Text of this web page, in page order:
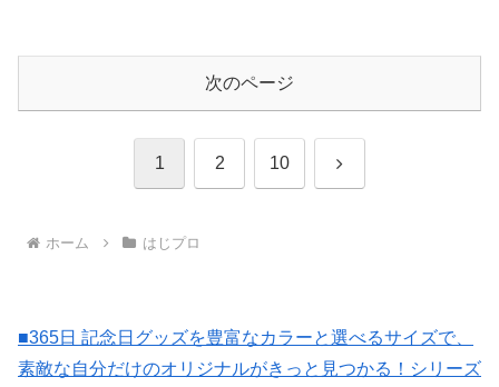
次のページ
1 2 10 次
ホーム はじプロ
■365日 記念日グッズを豊富なカラーと選べるサイズで、
素敵な自分だけのオリジナルがきっと見つかる！シリーズ